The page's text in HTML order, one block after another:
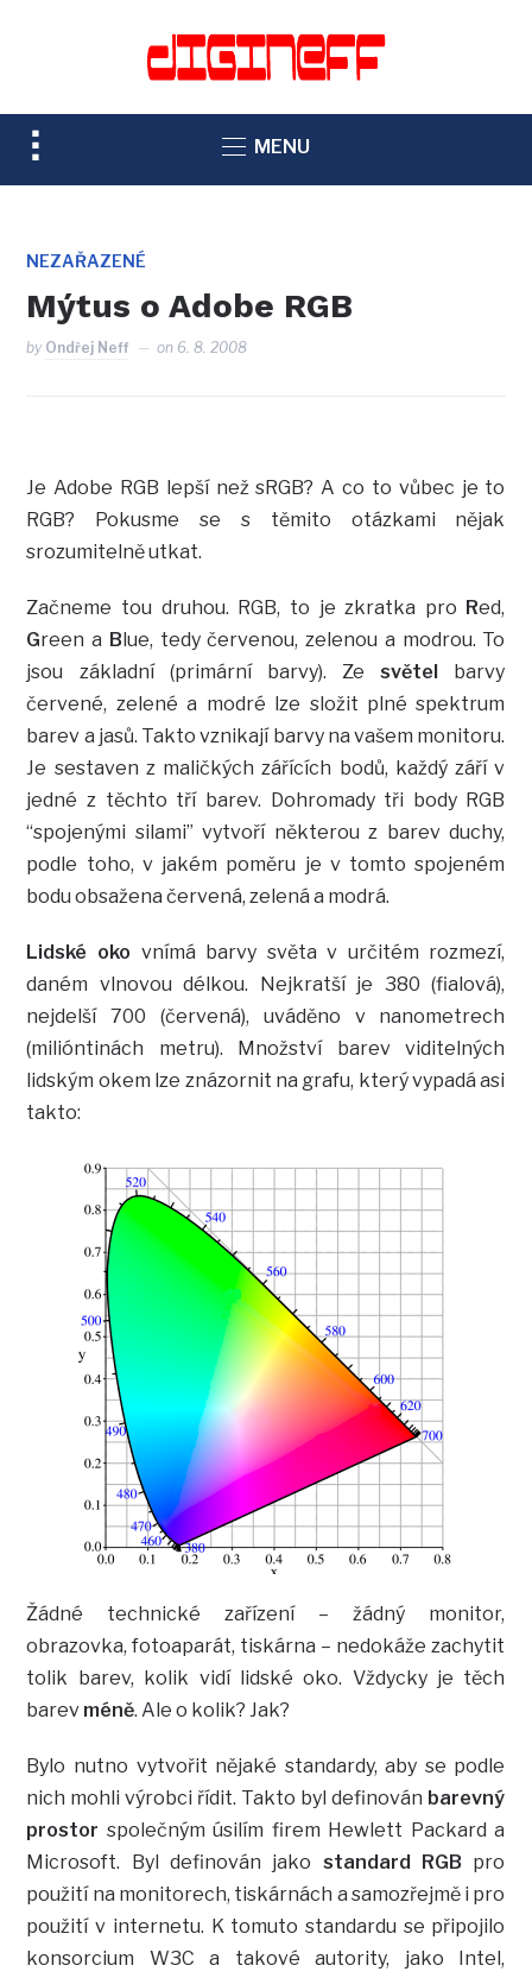
TOGGLE
SIDEBAR
NAVIGATION
MENU
NEZAŘAZENÉ
Mýtus o Adobe RGB
by Ondřej Neff on 6. 8. 2008
Je Adobe RGB lepší než sRGB? A co to vůbec je to
RGB? Pokusme se s těmito otázkami nějak
srozumitelně utkat.
Začneme tou druhou. RGB, to je zkratka pro Red,
Green a B lue, tedy červenou, zelenou a modrou. To
jsou základní (primární barvy). Zesvětel
barvy
červené, zelené a modré lze složit plné spektrum
barev a jasů. Takto vznikají barvy na vašem monitoru.
Je sestaven z maličkých zářících bodů, každý září v
jedné z těchto tří barev. Dohromady tři body RGB
“spojenými silami” vytvoří některou z barev duchy,
podle toho, v jakém poměru je v tomto spojeném
bodu obsažena červená, zelená a modrá.
Lidské oko vnímá barvy světa v určitém rozmezí,
daném vlnovou délkou. Nejkratší je 380 (fialová),
nejdelší 700 (červená), uváděno v nanometrech
(milióntinách metru). Množství barev viditelných
lidským okem lze znázornit na grafu, který vypadá asi
takto:
Žádné technické zařízení – žádný monitor,
obrazovka, fotoaparát, tiskárna – nedokáže zachytit
tolik barev, kolik vidí lidské oko. Vždycky je těch
barev méně. Ale o kolik? Jak?
Bylo nutno vytvořit nějaké standardy, aby se podle
nich mohli výrobci řídit. Takto byl definován barevný
prostor společným úsilím firem Hewlett Packard a
Microsoft. Byl definován jako standard RGB pro
použití na monitorech, tiskárnách a samozřejmě i pro
použití v internetu. K tomuto standardu se připojilo
konsorcium W3C a takové autority, jako Intel,